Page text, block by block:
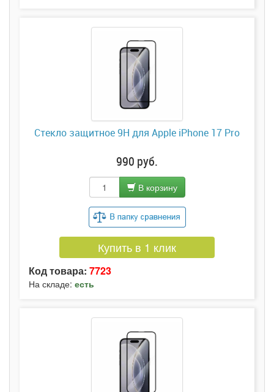
Стекло защитное 9H для Apple iPhone 17 Pro
990 руб.
В корзину
Купить в 1 клик
Код товара: 7723
На складе: есть